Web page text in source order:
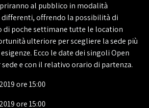
al pubblico in modalità
offrendo la possibilità di
di poche settimane tutte le location
ulteriore per scegliere la sede più
Ecco le date dei singoli Open
sede e con il relativo orario di partenza.
ore 15:00
ore 15:00